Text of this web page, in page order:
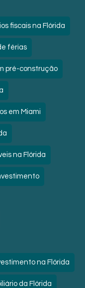
fiscais na Flórida
férias
pré-construção
em Miami
na Flórida
na Flórida
da Flórida